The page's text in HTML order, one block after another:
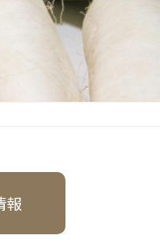
報